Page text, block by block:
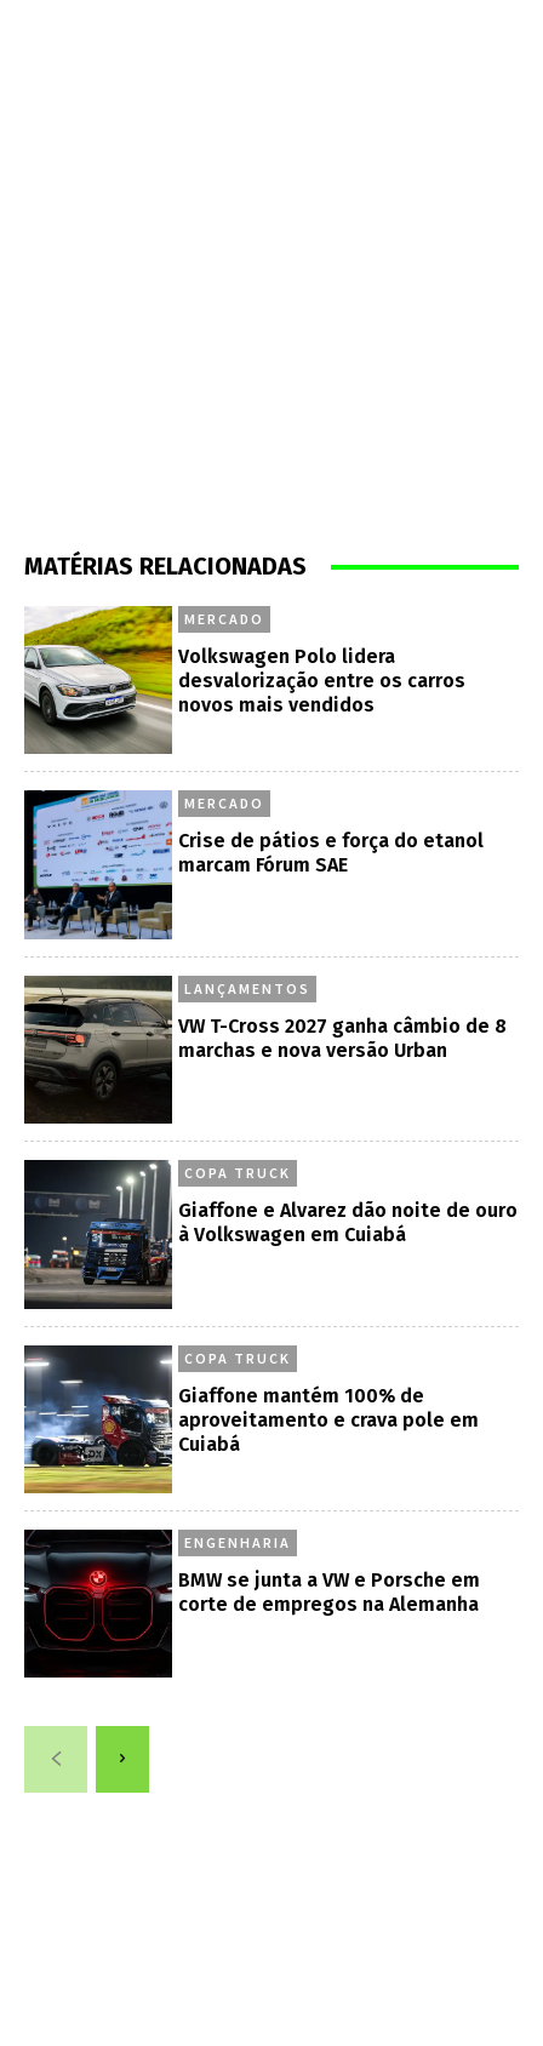
MATÉRIAS RELACIONADAS
MERCADO
Volkswagen Polo lidera
desvalorização entre os carros
novos mais vendidos
MERCADO
Crise de pátios e força do etanol
marcam Fórum SAE
LANÇAMENTOS
VW T-Cross 2027 ganha câmbio de 8
marchas e nova versão Urban
COPA TRUCK
Giaffone e Alvarez dão noite de ouro
à Volkswagen em Cuiabá
COPA TRUCK
Giaffone mantém 100% de
aproveitamento e crava pole em
Cuiabá
ENGENHARIA
BMW se junta a VW e Porsche em
corte de empregos na Alemanha